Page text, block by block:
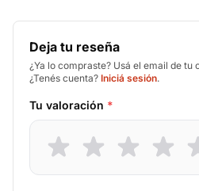
Deja tu reseña
¿Ya lo compraste? Usá el email de
¿Tenés cuenta? Iniciá sesión.
Tu valoración *